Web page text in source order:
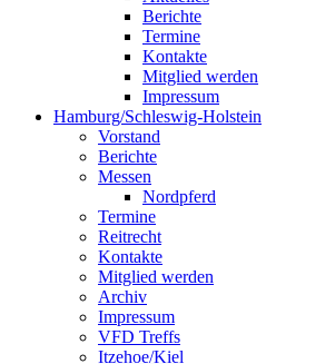
Berichte
Termine
Kontakte
Mitglied werden
Impressum
Hamburg/Schleswig-Holstein
Vorstand
Berichte
Messen
Nordpferd
Termine
Reitrecht
Kontakte
Mitglied werden
Archiv
Impressum
VFD Treffs
Itzehoe/Kiel